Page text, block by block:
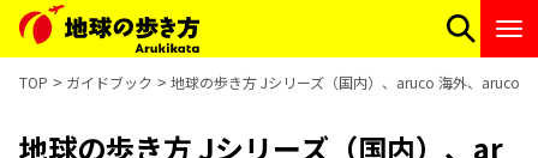
TOP ガイドブック 地球の歩き方 Jシリーズ（国内）、aruco 海外、aruco
地球の歩き方 Jシリーズ（国内）、ar